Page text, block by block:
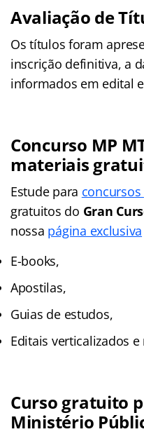
Avaliação de
Os títulos foram
inscrição definitiva, a
informados em edital
Concurso MP
materiais
Estude para
gratuitos do Gran
nossa página exclusiva
E-books,
Apostilas,
Guias de estudos,
Editais verticalizados
Curso gratuito
Ministério